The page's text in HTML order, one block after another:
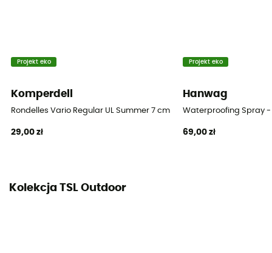
Projekt eko
Komperdell
Rondelles Vario Regular UL Summer 7 cm Blister
29,00 zł
Projekt eko
Hanwag
Waterproofing Spray
69,00 zł
Kolekcja TSL Outdoor